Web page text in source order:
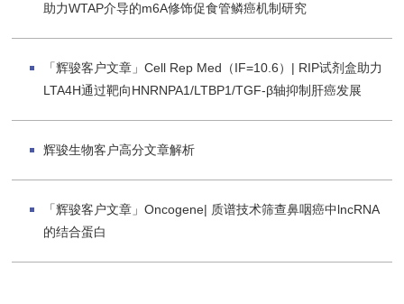
助力WTAP介导的m6A修饰促食管鳞癌机制研究
「辉骏客户文章」Cell Rep Med（IF=10.6）| RIP试剂盒助力
LTA4H通过靶向HNRNPA1/LTBP1/TGF-β轴抑制肝癌发展
辉骏生物客户高分文章解析
「辉骏客户文章」Oncogene| 质谱技术筛查鼻咽癌中lncRNA
的结合蛋白